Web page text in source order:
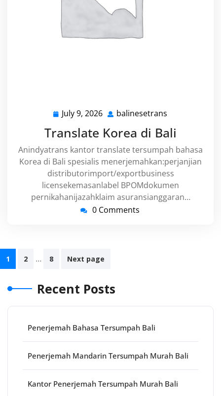
July 9, 2026 July
2026
balinesetrans
Translate Korea di Bali
Anindyatrans kantor translate tersumpah bahasa
Korea di Bali spesialis menerjemahkan:perjanjian
distributorimport/exportbusiness
licensekemasanlabel BPOMdokumen
pernikahanijazahklaim asuransianggaran…
0 Comments
Posts
navigation
1 2 … 8 Next page
Recent Posts
Penerjemah Bahasa Tersumpah Bali
Penerjemah Mandarin Tersumpah Murah Bali
Kantor Penerjemah Tersumpah Murah Bali